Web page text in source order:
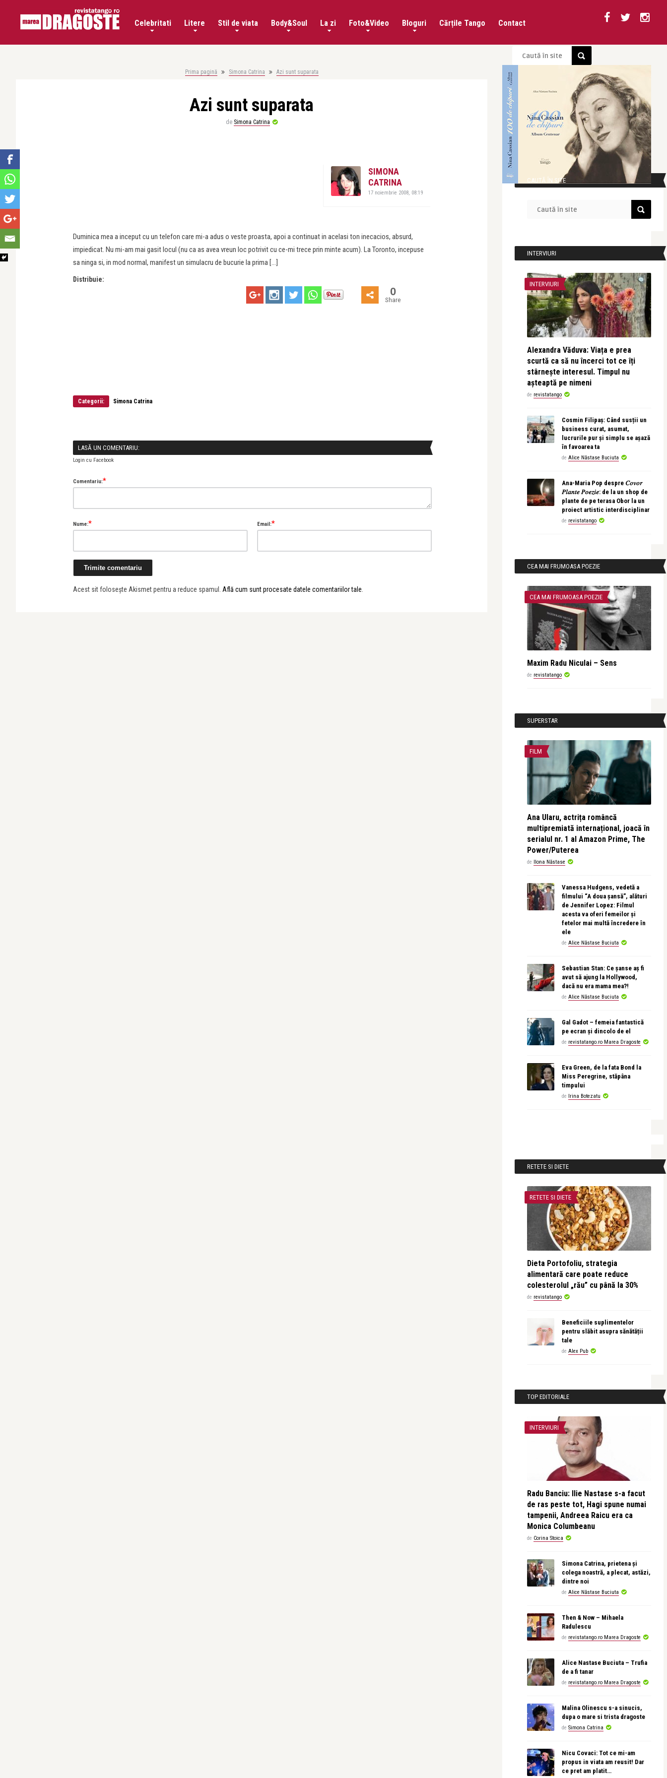
Celebritati Litere Stil de viata Body&Soul La zi Foto&Video Bloguri Cărțile Tango Contact
Prima pagină Simona Catrina Azi sunt suparata
Azi sunt suparata
de Simona Catrina
SIMONA
CATRINA
17 noiembrie 2008, 08:19
Duminica mea a inceput cu un telefon care mi-a adus o veste proasta, apoi a continuat in acelasi ton inecacios, absurd,
impiedicat. Nu mi-am mai gasit locul (nu ca as avea vreun loc potrivit cu ce-mi trece prin minte acum). La Toronto, incepuse
sa ninga si, in mod normal, manifest un simulacru de bucurie la prima […]
Distribuie:
0
Share
Categorii: Simona Catrina
LASĂ UN COMENTARIU:
Login cu Facebook
Comentariu:*
Nume:* Email:*
Acest sit folosește Akismet pentru a reduce spamul. Află cum sunt procesate datele comentariilor tale
CAUTĂ ÎN SITE
INTERVIURI
INTERVIURI
Alexandra Văduva: Viața e prea
scurtă ca să nu încerci tot ce îți
stârnește interesul. Timpul nu
așteaptă pe nimeni
de revistatango
Cosmin Filipaș: Când susții un
business curat, asumat,
lucrurile pur și simplu se așază
în favoarea ta
de Alice Năstase Buciuta
Ana-Maria Pop despre 𝐶𝑜𝑣𝑜𝑟
𝑃𝑙𝑎𝑛𝑡𝑒 𝑃𝑜𝑒𝑧𝑖𝑒: de la un shop de
plante de pe terasa Obor la un
proiect artistic interdisciplinar
de revistatango
CEA MAI FRUMOASA POEZIE
CEA MAI FRUMOASA POEZIE
Maxim Radu Niculai – Sens
de revistatango
SUPERSTAR
FILM
Ana Ularu, actrița româncă
multipremiată internațional, joacă în
serialul nr. 1 al Amazon Prime, The
Power/Puterea
de Ilona Năstase
Vanessa Hudgens, vedetă a
filmului “A doua șansă”, alături
de Jennifer Lopez: Filmul
acesta va oferi femeilor și
fetelor mai multă încredere în
ele
de Alice Năstase Buciuta
Sebastian Stan: Ce șanse aș fi
avut să ajung la Hollywood,
dacă nu era mama mea?!
de Alice Năstase Buciuta
Gal Gadot – femeia fantastică
pe ecran și dincolo de el
de revistatango.ro Marea Dragoste
Eva Green, de la fata Bond la
Miss Peregrine, stăpâna
timpului
de Irina Botezatu
RETETE SI DIETE
RETETE SI DIETE
Dieta Portofoliu, strategia
alimentară care poate reduce
colesterolul „rău” cu până la 30%
de revistatango
Beneficiile suplimentelor
pentru slăbit asupra sănătății
tale
de Alex Pub
TOP EDITORIALE
INTERVIURI
Radu Banciu: Ilie Nastase s-a facut
de ras peste tot, Hagi spune numai
tampenii, Andreea Raicu era ca
Monica Columbeanu
de Corina Stoica
Simona Catrina, prietena și
colega noastră, a plecat, astăzi,
dintre noi
de Alice Năstase Buciuta
Then & Now – Mihaela
Radulescu
de revistatango.ro Marea Dragoste
Alice Nastase Buciuta – Trufia
de a fi tanar
de revistatango.ro Marea Dragoste
Malina Olinescu s-a sinucis,
dupa o mare si trista dragoste
de Simona Catrina
Nicu Covaci: Tot ce mi-am
propus in viata am reusit! Dar
ce pret am platit…